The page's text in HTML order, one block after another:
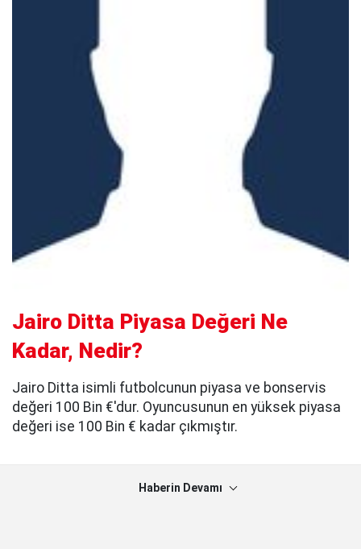
Jairo Ditta Piyasa Değeri Ne
Kadar, Nedir?
Jairo Ditta isimli futbolcunun piyasa ve bonservis
değeri 100 Bin €'dur. Oyuncusunun en yüksek piyasa
değeri ise 100 Bin € kadar çıkmıştır.
Haberin Devamı